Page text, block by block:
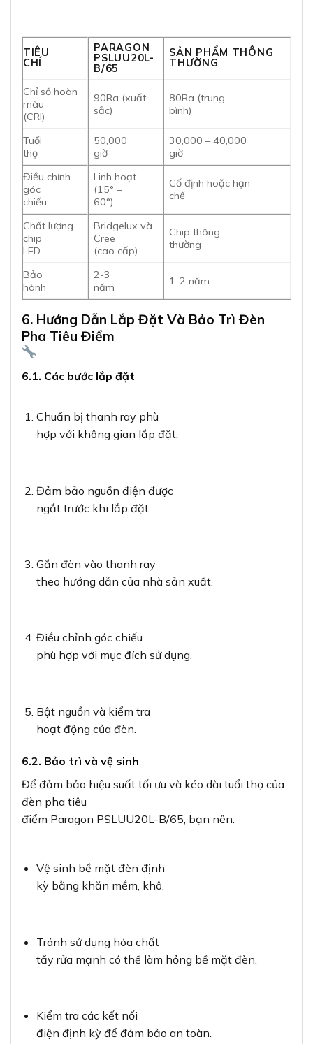
TIÊU
CHÍ
PARAGON
PSLUU20L-
B/65
SẢN PHẨM THÔNG
THƯỜNG
Chỉ số hoàn
màu
(CRI)
90Ra (xuất
sắc)
80Ra (trung
bình)
Tuổi
thọ
50,000
giờ
30,000 – 40,000
giờ
Điều chỉnh
góc
chiếu
Linh hoạt
(15° –
60°)
Cố định hoặc hạn
chế
Chất lượng
chip
LED
Bridgelux và
Cree
(cao cấp)
Chip thông
thường
Bảo
hành
2-3
năm
1-2 năm
6. Hướng Dẫn Lắp Đặt Và Bảo Trì Đèn
Pha Tiêu Điểm
6.1. Các bước lắp đặt
Chuẩn bị thanh ray phù
hợp với không gian lắp đặt.
Đảm bảo nguồn điện được
ngắt trước khi lắp đặt.
Gắn đèn vào thanh ray
theo hướng dẫn của nhà sản xuất.
Điều chỉnh góc chiếu
phù hợp với mục đích sử dụng.
Bật nguồn và kiểm tra
hoạt động của đèn.
6.2. Bảo trì và vệ sinh
Để đảm bảo hiệu suất tối ưu và kéo dài tuổi thọ của
đèn pha tiêu
điểm Paragon PSLUU20L-B/65, bạn nên:
Vệ sinh bề mặt đèn định
kỳ bằng khăn mềm, khô.
Tránh sử dụng hóa chất
tẩy rửa mạnh có thể làm hỏng bề mặt đèn.
Kiểm tra các kết nối
điện định kỳ để đảm bảo an toàn.